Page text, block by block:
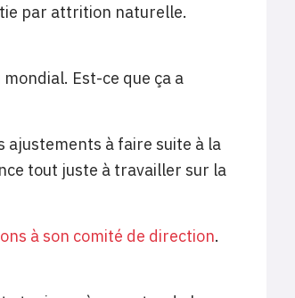
par attrition naturelle.
mondial. Est-ce que ça a
ajustements à faire suite à la
tout juste à travailler sur la
à son comité de direction.